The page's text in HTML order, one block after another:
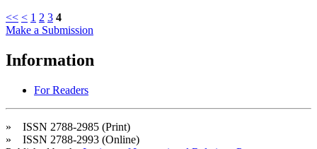
<< < 1 2 3 4
Make a Submission
Information
For Readers
» ISSN 2788-2985 (Print)
» ISSN 2788-2993 (Online)